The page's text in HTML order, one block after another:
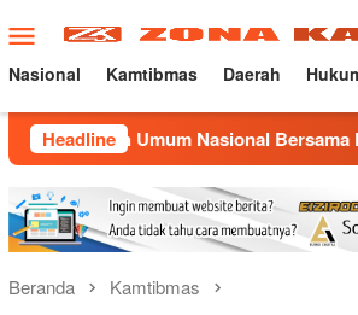
ke
konten
Menu
Mobile
Nasional Kamtibmas Daerah
Headline
Umum Nasional Bersama Kepala BNN
Beranda Kamtibmas